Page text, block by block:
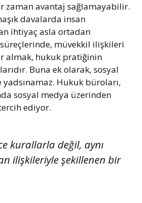
zaman avantaj sağlamayabilir.
davalarda insan
ihtiyaç asla ortadan
müvekkil ilişkileri
almak, hukuk pratiğinin
Buna ek olarak, sosyal
yadsınamaz. Hukuk büroları,
sosyal medya üzerinden
ediyor.
kurallarla değil, aynı
ilişkileriyle şekillenen bir